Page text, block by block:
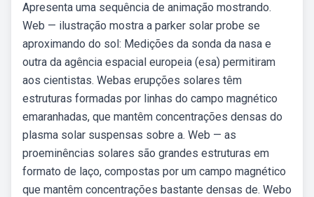
Apresenta uma sequência de animação mostrando.
Web — ilustração mostra a parker solar probe se
aproximando do sol: Medições da sonda da nasa e
outra da agência espacial europeia (esa) permitiram
aos cientistas. Webas erupções solares têm
estruturas formadas por linhas do campo magnético
emaranhadas, que mantêm concentrações densas do
plasma solar suspensas sobre a. Web — as
proeminências solares são grandes estruturas em
formato de laço, compostas por um campo magnético
que mantêm concentrações bastante densas de. Webo